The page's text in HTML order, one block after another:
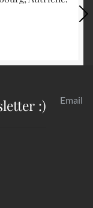
:) Email